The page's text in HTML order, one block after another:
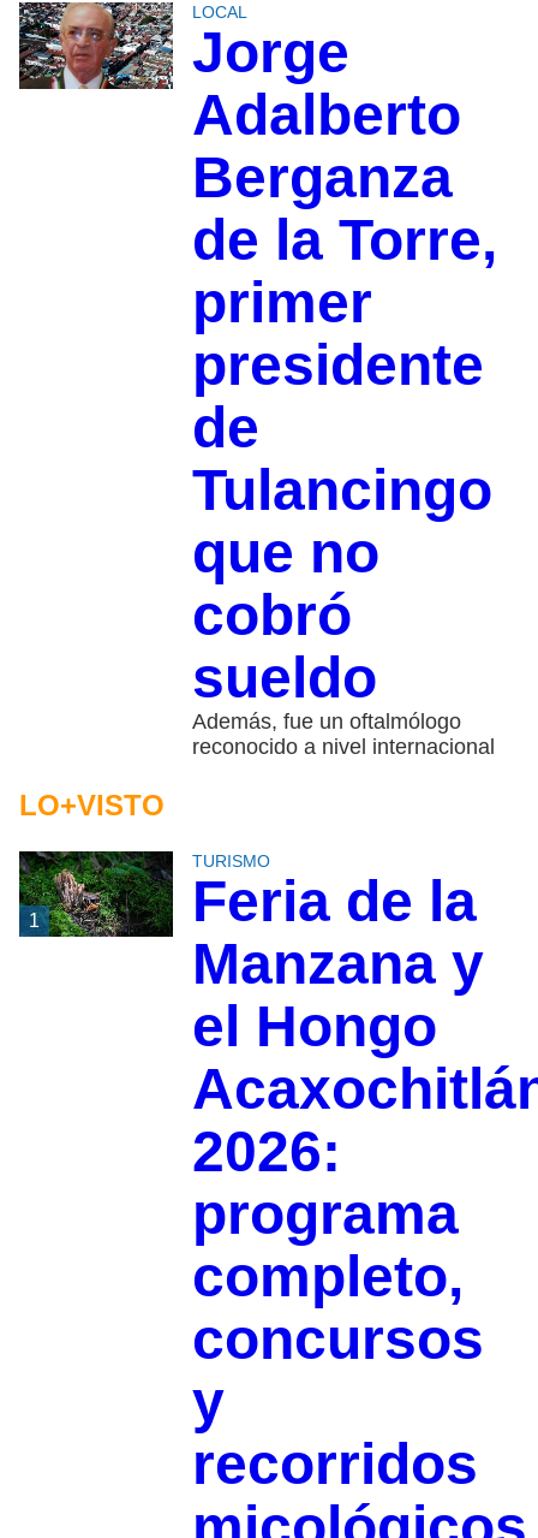
LOCAL
Jorge
Adalberto
Berganza
de la Torre,
primer
presidente
de
Tulancingo
que no
cobró
sueldo
Además, fue un oftalmólogo
reconocido a nivel internacional
LO+VISTO
1
TURISMO
Feria de la
Manzana y
el Hongo
2026:
programa
completo,
concursos
y
recorridos